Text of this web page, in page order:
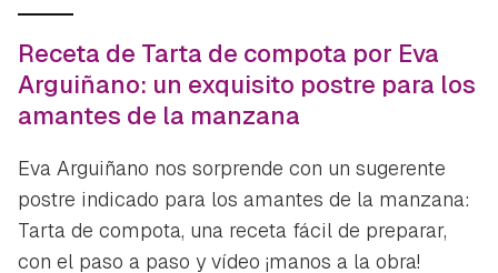
Receta de Tarta de compota por Eva
Arguiñano: un exquisito postre para los
amantes de la manzana
Eva Arguiñano nos sorprende con un sugerente
postre indicado para los amantes de la manzana:
Tarta de compota, una receta fácil de preparar,
con el paso a paso y vídeo ¡manos a la obra!